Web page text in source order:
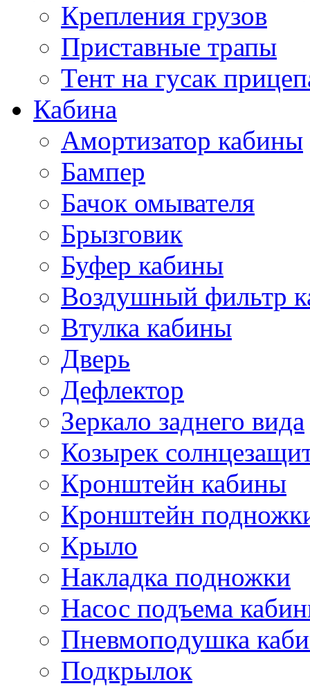
Крепления грузов
Приставные трапы
Тент на гусак
Кабина
Амортизатор кабины
Бампер
Бачок омывателя
Брызговик
Буфер кабины
Воздушный фильтр
Втулка кабины
Дверь
Дефлектор
Зеркало заднего вида
Козырек
Кронштейн кабины
Кронштейн
Крыло
Накладка подножки
Насос подъема
Пневмоподушка
Подкрылок